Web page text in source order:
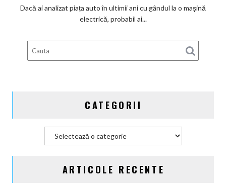
masiv,
din
repede.
Dacă ai analizat piața auto în ultimii ani cu gândul la o mașină
electrică, probabil ai...
CATEGORII
ARTICOLE RECENTE